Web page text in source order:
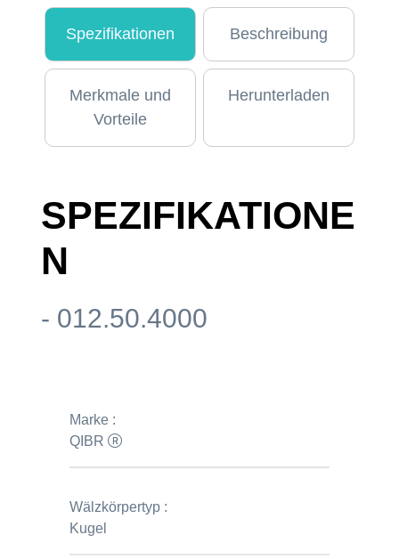
Spezifikationen Beschreibung
Merkmale und
Vorteile
Herunterladen
SPEZIFIKATIONE
N
- 012.50.4000
Marke :
QIBR
Wälzkörpertyp :
Kugel